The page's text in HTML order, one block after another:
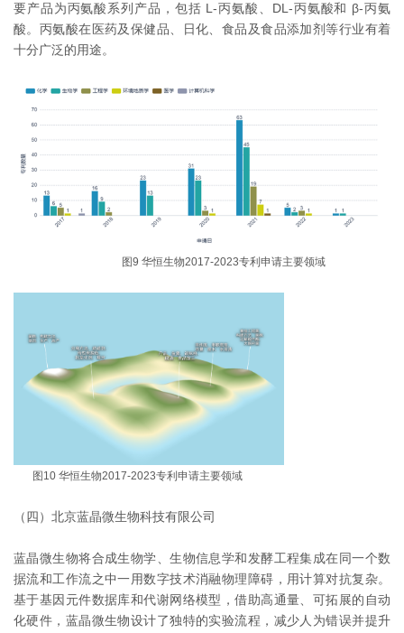
要产品为丙氨酸系列产品，包括 L-丙氨酸、DL-丙氨酸和 β-丙氨
酸。丙氨酸在医药及保健品、日化、食品及食品添加剂等行业有着
十分广泛的用途。
图9 华恒生物2017-2023专利申请主要领域
图10 华恒生物2017-2023专利申请主要领域
（四）北京蓝晶微生物科技有限公司
蓝晶微生物将合成生物学、生物信息学和发酵工程集成在同一个数
据流和工作流之中一用数字技术消融物理障碍，用计算对抗复杂。
基于基因元件数据库和代谢网络模型，借助高通量、可拓展的自动
化硬件，蓝晶微生物设计了独特的实验流程，减少人为错误并提升